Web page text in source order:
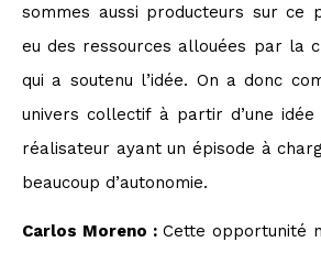
sommes aussi producteurs sur ce
eu des ressources allouées par la
qui a soutenu l’idée. On a donc
univers collectif à partir d’une idée
réalisateur ayant un épisode à
beaucoup d’autonomie.
Carlos Moreno :Cette opportunité